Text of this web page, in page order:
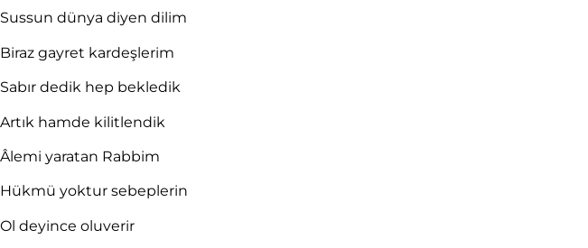
Sussun dünya diyen dilim
Biraz gayret kardeşlerim
Sabır dedik hep bekledik
Artık hamde kilitlendik
Âlemi yaratan Rabbim
Hükmü yoktur sebeplerin
Ol deyince oluverir